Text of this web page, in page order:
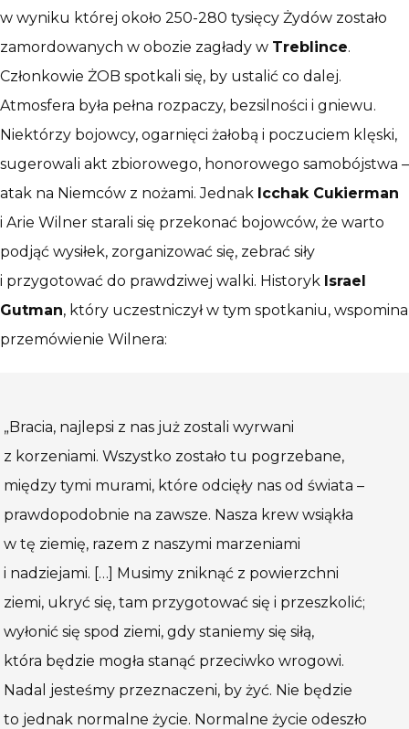
w wyniku której około 250-280 tysięcy Żydów zostało
zamordowanych w obozie zagłady w Treblince.
Członkowie ŻOB spotkali się, by ustalić co dalej.
Atmosfera była pełna rozpaczy, bezsilności i gniewu.
Niektórzy bojowcy, ogarnięci żałobą i poczuciem klęski,
sugerowali akt zbiorowego, honorowego samobójstwa –
atak na Niemców z nożami. Jednak Icchak Cukierman
i Arie Wilner starali się przekonać bojowców, że warto
podjąć wysiłek, zorganizować się, zebrać siły
i przygotować do prawdziwej walki. Historyk Israel
Gutman, który uczestniczył w tym spotkaniu, wspomina
przemówienie Wilnera:
„Bracia, najlepsi z nas już zostali wyrwani
z korzeniami. Wszystko zostało tu pogrzebane,
między tymi murami, które odcięły nas od świata –
prawdopodobnie na zawsze. Nasza krew wsiąkła
w tę ziemię, razem z naszymi marzeniami
i nadziejami. […] Musimy zniknąć z powierzchni
ziemi, ukryć się, tam przygotować się i przeszkolić;
wyłonić się spod ziemi, gdy staniemy się siłą,
która będzie mogła stanąć przeciwko wrogowi.
Nadal jesteśmy przeznaczeni, by żyć. Nie będzie
to jednak normalne życie. Normalne życie odeszło